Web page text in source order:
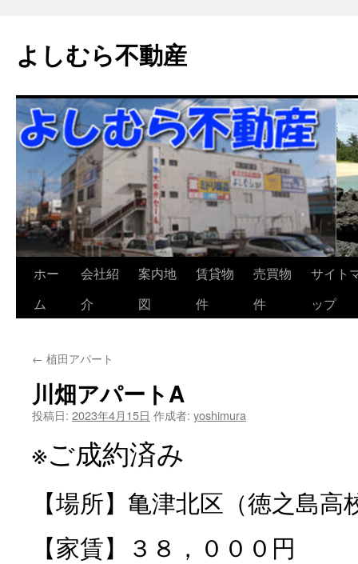
よしむら不動産
ン
へ
ス
ホー
ム
会社紹
介
案内地
図
賃貸物
件
売買物
件
サイト
ップ
← 植田アパート
川畑アパートA
投稿日: 2023年4月15日 作成者: yoshimura
※ご成約済み
【場所】亀津北区（徳之島高
【家賃】３８，０００円